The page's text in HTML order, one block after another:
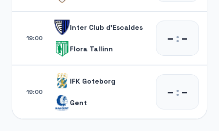
19:00
Inter Club d'Escaldes
Flora Tallinn
– :–
19:00
IFK Goteborg
Gent
– :–